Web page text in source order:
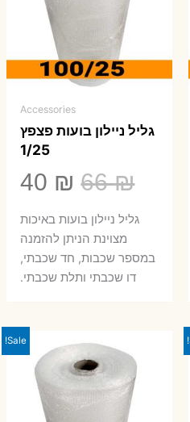
Accessories
גליל ניילון בועות פצפץ
1/25
66₪
המחיר
המקורי
היה:
66 ₪.
40 ₪
₪.
גליל ניילון בועות באיכות
מצוינת הניתן להזמנה
במספר שכבות, חד שכבתי,
דו שכבתי ותלת שכבתי.
Sale!